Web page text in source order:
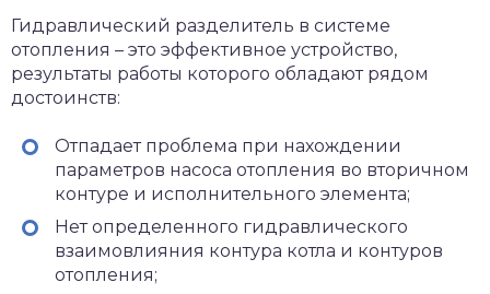
Гидравлический разделитель в системе
отопления – это эффективное устройство,
результаты работы которого обладают рядом
достоинств:
Отпадает проблема при нахождении
параметров насоса отопления во вторичном
контуре и исполнительного элемента;
Нет определенного гидравлического
взаимовлияния контура котла и контуров
отопления;